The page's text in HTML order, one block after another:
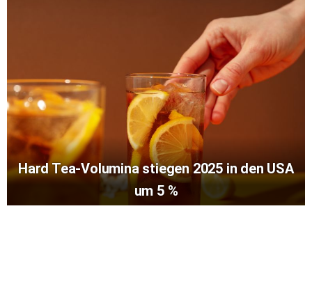
Hard Tea-Volumina stiegen 2025 in den USA
um 5 %